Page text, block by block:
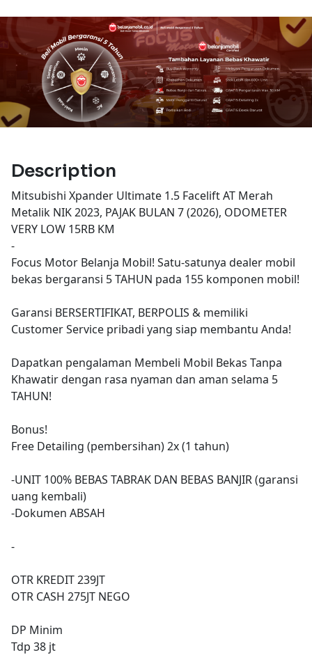
Description
Mitsubishi Xpander Ultimate 1.5 Facelift AT Merah
Metalik NIK 2023, PAJAK BULAN 7 (2026), ODOMETER
VERY LOW 15RB KM
-
Focus Motor Belanja Mobil! Satu-satunya dealer mobil
bekas bergaransi 5 TAHUN pada 155 komponen mobil!
Garansi BERSERTIFIKAT, BERPOLIS & memiliki
Customer Service pribadi yang siap membantu Anda!
Dapatkan pengalaman Membeli Mobil Bekas Tanpa
Khawatir dengan rasa nyaman dan aman selama 5
TAHUN!
Bonus!
Free Detailing (pembersihan) 2x (1 tahun)
-UNIT 100% BEBAS TABRAK DAN BEBAS BANJIR (garansi
uang kembali)
-Dokumen ABSAH
-
OTR KREDIT 239JT
OTR CASH 275JT NEGO
DP Minim
Tdp 38 jt